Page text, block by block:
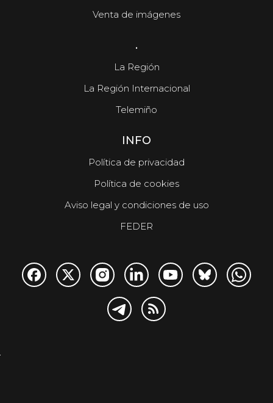
Venta de imágenes
.
La Región
La Región Internacional
Telemiño
INFO
Política de privacidad
Política de cookies
Aviso legal y condiciones de uso
FEDER